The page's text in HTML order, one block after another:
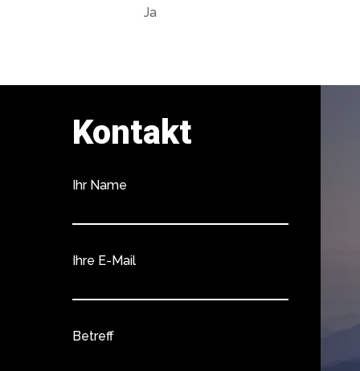
Ja
Kontakt
Ihr Name
Ihre E-Mail
Betreff